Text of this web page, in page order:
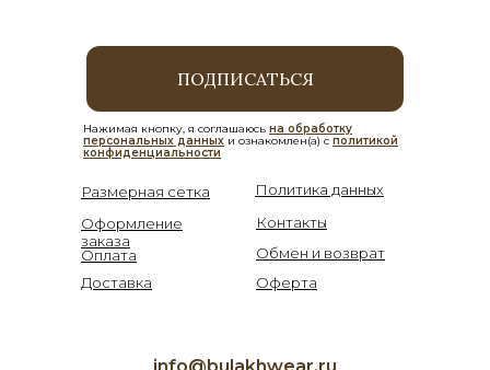
Размерная сетка
Оформление
заказа
Оплата
Доставка
Обмен и возврат
Контакты
Политика данных
Оферта
ПОДПИСАТЬСЯ
Нажимая кнопку, я соглашаюсь на обработку
персональных данных и ознакомлен(а) с политикой
конфиденциальности